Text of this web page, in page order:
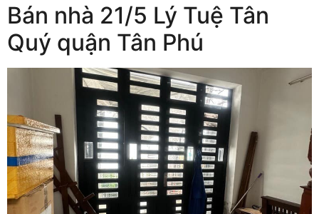
Bán nhà 21/5 Lý Tuệ Tân
Quý quận Tân Phú